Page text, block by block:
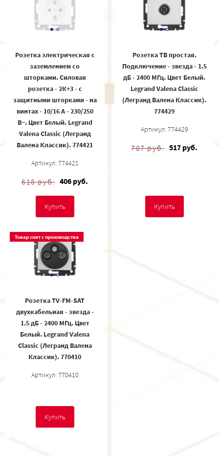
Розетка электрическая с
заземлением со
шторками. Силовая
розетка - 2К+3 - с
защитными шторками - на
винтах - 10/16 А - 230/250
В~. Цвет Белый. Legrand
Valena Classic (Легранд
Валена Классик). 774421
Артикул: 774421
618 руб. 406 руб.
Купить
Розетка ТВ простая.
Подключение - звезда - 1.5
дБ - 2400 МГц. Цвет Белый.
Legrand Valena Classic
(Легранд Валена Классик).
774429
Артикул: 774429
787 руб. 517 руб.
Купить
Товар снят с производства
Розетка TV-FM-SAT
двухкабельная - звезда -
1.5 дБ - 2400 МГц. Цвет
Белый. Legrand Valena
Classic (Легранд Валена
Классик). 770410
Артикул: 770410
Купить